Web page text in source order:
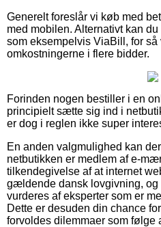
Generelt foreslår vi køb med
med mobilen. Alternativt kan
som eksempelvis ViaBill, for
omkostningerne i flere bidder.
Forinden nogen bestiller i en
principielt sætte sig ind i
er dog i reglen ikke super
En anden valgmulighed kan
netbutikken er medlem af e-
tilkendegivelse af at internet
gældende dansk lovgivning, og
vurderes af eksperter som er
Dette er desuden din chance
forvoldes dilemmaer som følge